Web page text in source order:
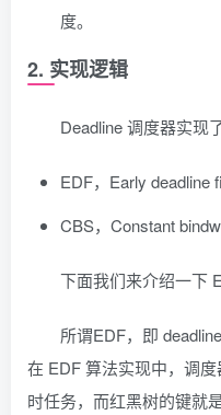
度。
2. 实现逻辑
Deadline 调度器实现
EDF，Early deadline
CBS，Constant
下面我们来介绍一下
所谓EDF，即
在 EDF 算法实现中，调
时任务，而红黑树的键就